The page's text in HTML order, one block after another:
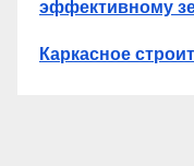
эффективному
Каркасное